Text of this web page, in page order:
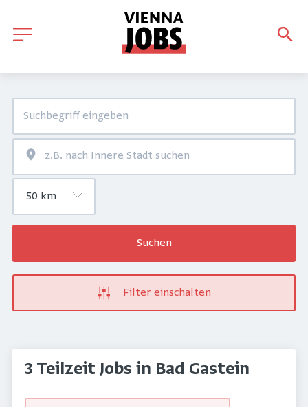
Suchen
Filter einschalten
3 Teilzeit Jobs in Bad Gastein